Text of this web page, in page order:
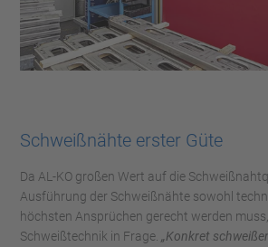
Schweißnähte erster Güte
Da AL-KO großen Wert auf die
Ausführung der Schweißnähte sowohl
höchsten Ansprüchen gerecht werden
Schweißtechnik in Frage. „Konkret